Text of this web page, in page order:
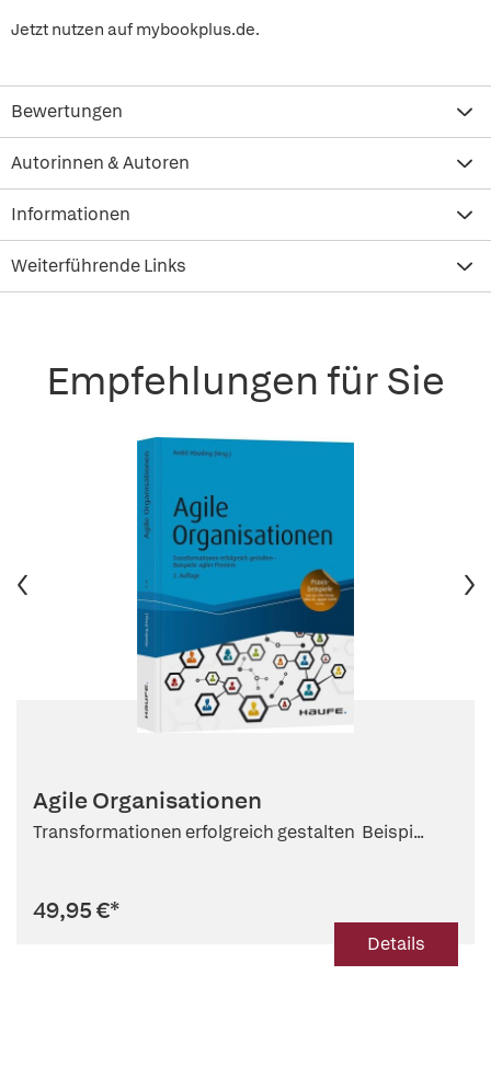
Jetzt nutzen auf mybookplus.de.
Bewertungen
Autorinnen & Autoren
Informationen
Weiterführende Links
Empfehlungen für Sie
Agile Organisationen
Transformationen erfolgreich gestalten  Beispi...
49,95 €*
Details